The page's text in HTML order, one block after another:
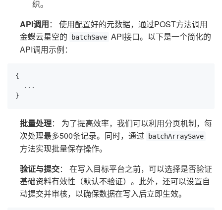
织。
API调用： 使用配置好的元数据，通过POST方法调用
金蝶云星空的
batchSave API接口。以下是一个简化的
API调用示例：
{
  ...
}
批量处理： 为了提高效率，我们可以利用分页机制，每
次处理最多500条记录。同时，通过
batchArraySave
方法实现批量保存操作。
验证与提交： 在写入目标平台之前，可以选择是否验证
基础资料有效性（默认不验证）。此外，还可以设置自
动提交并审核，以确保数据在写入后立即生效。